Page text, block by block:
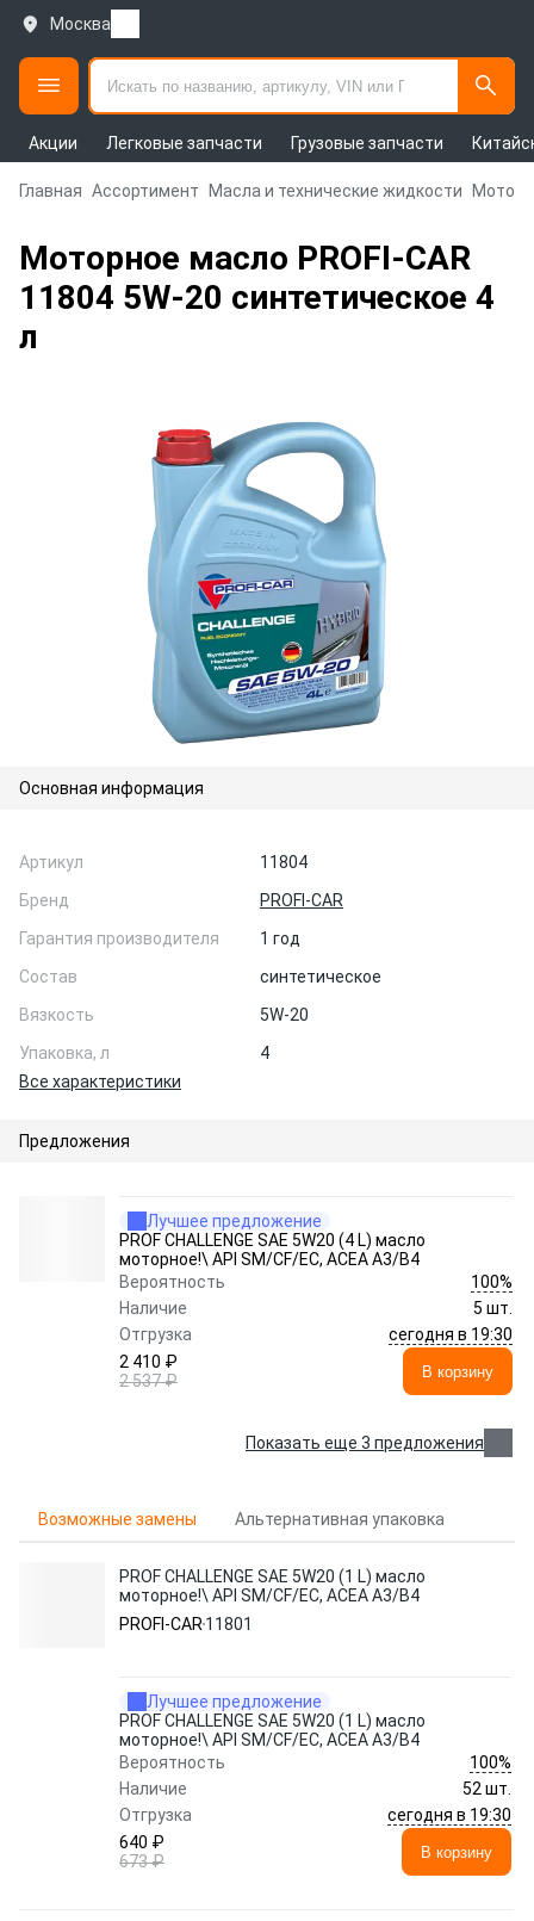
Москва
Акции Легковые запчасти Грузовые запчасти
Главная Ассортимент Масла и технические жидкости
Моторное масло PROFI-CAR
11804 5W-20 синтетическое 4
л
Основная информация
Артикул
11804
Бренд
PROFI-CAR
Гарантия производителя
1 год
Состав
синтетическое
Вязкость
5W-20
Упаковка, л
4
Все характеристики
Предложения
Лучшее предложение
PROF CHALLENGE SAE 5W20 (4 L) масло
моторное!\ API SM/CF/EC, ACEA A3/B4
Вероятность
100%
Наличие
5 шт.
Отгрузка
сегодня в 19:30
2 410 ₽
2 537 ₽
В корзину
Показать еще 3 предложения
Возможные замены Альтернативная упаковка
PROF CHALLENGE SAE 5W20 (1 L) масло
моторное!\ API SM/CF/EC, ACEA A3/B4
PROFI-CAR 11801
Лучшее предложение
PROF CHALLENGE SAE 5W20 (1 L) масло
моторное!\ API SM/CF/EC, ACEA A3/B4
Вероятность
100%
Наличие
52 шт.
Отгрузка
сегодня в 19:30
640 ₽
673 ₽
В корзину